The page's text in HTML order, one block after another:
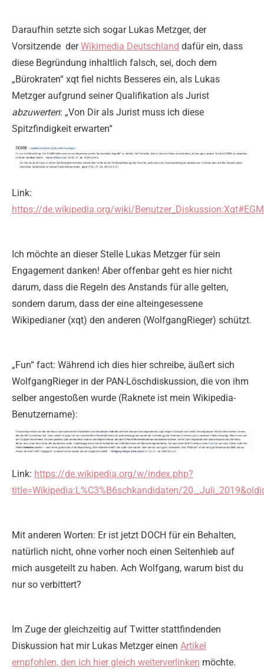
Daraufhin setzte sich sogar Lukas Metzger, der
Vorsitzende derWikimedia Deutschland dafür ein, dass
diese Begründung inhaltlich falsch, sei, doch dem
„Bürokraten“ xqt fiel nichts Besseres ein, als Lukas
Metzger aufgrund seiner Qualifikation als Jurist
abzuwerten: „Von Dir als Jurist muss ich diese
Spitzfindigkeit erwarten“
Link:
https://de.wikipedia.org/wiki/
Ich möchte an dieser Stelle Lukas Metzger für sein
Engagement danken! Aber offenbar geht es hier nicht
darum, dass die Regeln des Anstands für alle gelten,
sondern darum, dass der eine alteingesessene
Wikipedianer (xqt) den anderen (WolfgangRieger) schützt.
„Fun“ fact: Während ich dies hier schreibe, äußert sich
WolfgangRieger in der PAN-Löschdiskussion, die von ihm
selber angestoßen wurde (Raknete ist mein Wikipedia-
Benutzername):
Link: https://de.wikipedia.org/w/index.php?
title=Wikipedia:L%C3%B6schkandidaten/
Mit anderen Worten: Er ist jetzt DOCH für ein Behalten,
natürlich nicht, ohne vorher noch einen Seitenhieb auf
mich ausgeteilt zu haben. Ach Wolfgang, warum bist du
nur so verbittert?
Im Zuge der gleichzeitig auf Twitter stattfindenden
Diskussion hat mir Lukas Metzger einen Artikel
empfohlen, den ich hier gleich weiterverlinken möchte.